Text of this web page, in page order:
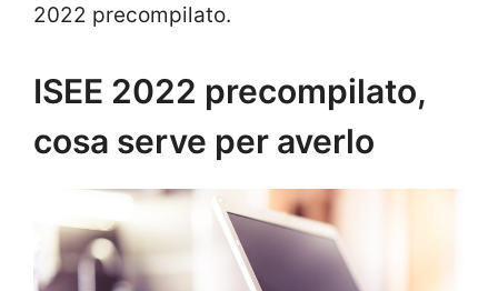
2022 precompilato.
ISEE 2022 precompilato,
cosa serve per averlo